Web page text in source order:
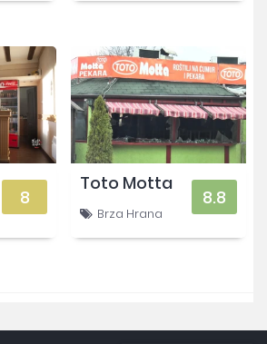
8
Toto Motta
Brza Hrana
8.8